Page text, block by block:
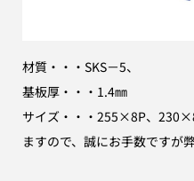
材質・・・SKS－5、
基板厚・・・1.4㎜
サイズ・・・255×8P、
ますので、誠にお手数ですが